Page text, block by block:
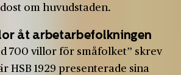
om huvudstaden.
åt arbetarbefolkningen
700 villor för småfolket” skrev
HSB 1929 presenterade sina